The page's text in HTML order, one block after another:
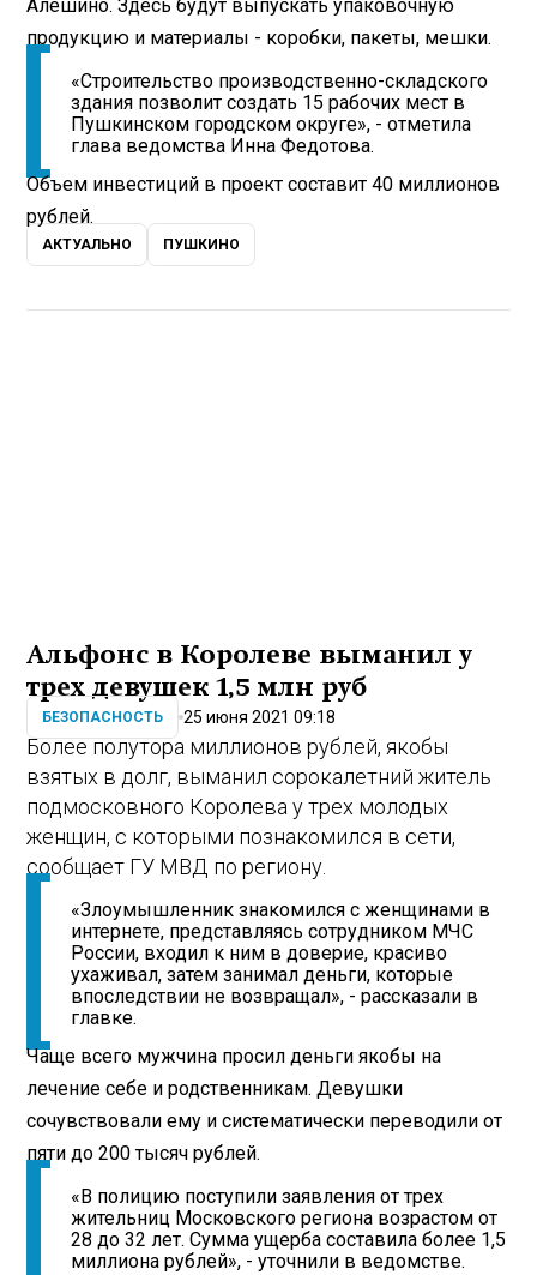
Алешино. Здесь будут выпускать упаковочную
продукцию и материалы - коробки, пакеты, мешки.
«Строительство производственно-складского
здания позволит создать 15 рабочих мест в
Пушкинском городском округе», - отметила
глава ведомства Инна Федотова.
Объем инвестиций в проект составит 40 миллионов
рублей.
АКТУАЛЬНО ПУШКИНО
Альфонс в Королеве выманил у
трех девушек 1,5 млн руб
БЕЗОПАСНОСТЬ 25 июня 2021 09:18
Более полутора миллионов рублей, якобы
взятых в долг, выманил сорокалетний житель
подмосковного Королева у трех молодых
женщин, с которыми познакомился в сети,
сообщает ГУ МВД по региону.
«Злоумышленник знакомился с женщинами в
интернете, представляясь сотрудником МЧС
России, входил к ним в доверие, красиво
ухаживал, затем занимал деньги, которые
впоследствии не возвращал», - рассказали в
главке.
Чаще всего мужчина просил деньги якобы на
лечение себе и родственникам. Девушки
сочувствовали ему и систематически переводили от
пяти до 200 тысяч рублей.
«В полицию поступили заявления от трех
жительниц Московского региона возрастом от
28 до 32 лет. Сумма ущерба составила более 1,5
миллиона рублей», - уточнили в ведомстве.